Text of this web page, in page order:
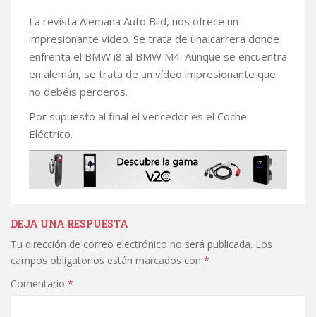
c
e
b
o
o
k
i
t
t
e
r
a
t
s
A
p
p
p
y
L
i
n
k
m
p
a
r
t
La revista Alemana Auto Bild, nos ofrece un
impresionante vídeo. Se trata de una carrera donde
enfrenta el BMW i8 al BMW M4. Aunque se encuentra
en alemán, se trata de un vídeo impresionante que
no debéis perderos.
Por supuesto al final el vencedor es el Coche
Eléctrico.
DEJA UNA RESPUESTA
Tu dirección de correo electrónico no será publicada. Los
campos obligatorios están marcados con *
Comentario *